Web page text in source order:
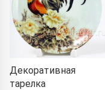
Декоративная
тарелка